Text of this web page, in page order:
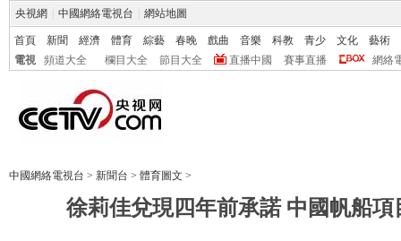
央視網 中國網絡電視台 網站地圖
首頁 新聞 經濟 體育 綜藝 春晚 戲曲 音樂 科教 青少 文化
藝術
電視
頻道大全 欄目大全 節目大全 直播中國 賽事直播 網絡
中國網絡電視台 > 新聞台 > 體育圖文 >
徐莉佳兌現四年前承諾 中國帆船項